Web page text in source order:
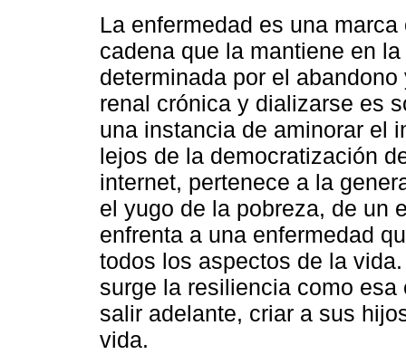
La enfermedad es una
cadena que la mantiene en
determinada por el
renal crónica y dializarse es
una instancia de aminorar el
lejos de la democratización
internet, pertenece a la
el yugo de la pobreza, de un
enfrenta a una enfermedad
todos los aspectos de la
surge la resiliencia como
salir adelante, criar a sus
vida.